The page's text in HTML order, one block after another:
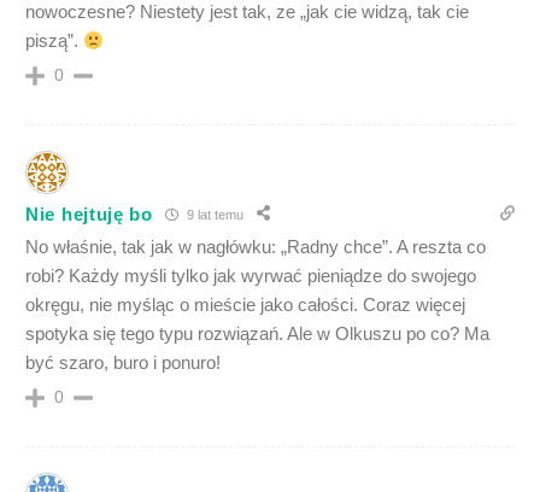
nowoczesne? Niestety jest tak, ze „jak cie widzą, tak cie
piszą”.
0
Nie hejtuję bo 9 lat temu
No właśnie, tak jak w nagłówku: „Radny chce”. A reszta co
robi? Każdy myśli tylko jak wyrwać pieniądze do swojego
okręgu, nie myśląc o mieście jako całości. Coraz więcej
spotyka się tego typu rozwiązań. Ale w Olkuszu po co? Ma
być szaro, buro i ponuro!
0